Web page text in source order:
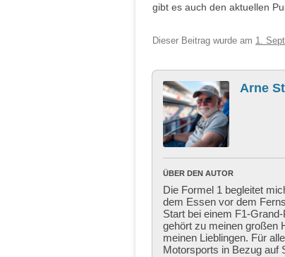
gibt es auch den aktuellen
Dieser Beitrag wurde am 1.
Arne
ÜBER DEN AUTOR
Die Formel 1 begleitet
dem Essen vor dem
Start bei einem F1-
gehört zu meinen großen
meinen Lieblingen. Für
Motorsports in Bezug auf